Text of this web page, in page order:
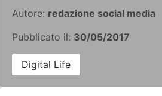
Autore: redazione social media
Pubblicato il: 30/05/2017
Digital Life